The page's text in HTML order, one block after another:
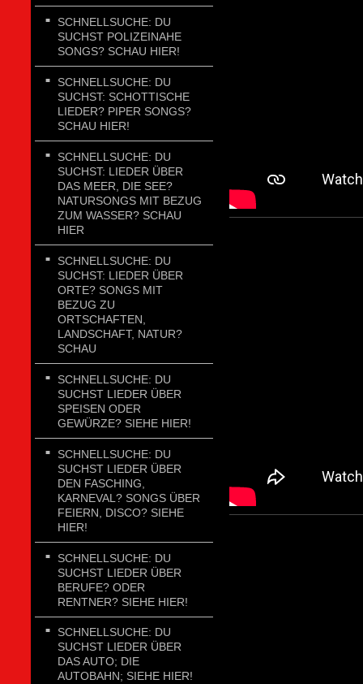
SCHNELLSUCHE: DU
SUCHST POLIZEINAHE
SONGS? SCHAU HIER!
SCHNELLSUCHE: DU
SUCHST: SCHOTTISCHE
LIEDER? PIPER SONGS?
SCHAU HIER!
SCHNELLSUCHE: DU
SUCHST: LIEDER ÜBER
DAS MEER, DIE SEE?
NATURSONGS MIT BEZUG
ZUM WASSER? SCHAU
HIER
SCHNELLSUCHE: DU
SUCHST: LIEDER ÜBER
ORTE? SONGS MIT
BEZUG ZU
ORTSCHAFTEN,
LANDSCHAFT, NATUR?
SCHAU
SCHNELLSUCHE: DU
SUCHST LIEDER ÜBER
SPEISEN ODER
GEWÜRZE? SIEHE HIER!
SCHNELLSUCHE: DU
SUCHST LIEDER ÜBER
DEN FASCHING,
KARNEVAL? SONGS ÜBER
FEIERN, DISCO? SIEHE
HIER!
SCHNELLSUCHE: DU
SUCHST LIEDER ÜBER
BERUFE? ODER
RENTNER? SIEHE HIER!
SCHNELLSUCHE: DU
SUCHST LIEDER ÜBER
DAS AUTO; DIE
AUTOBAHN; SIEHE HIER!